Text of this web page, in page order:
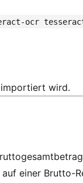
ocr
importiert wird.
einer Brutto-